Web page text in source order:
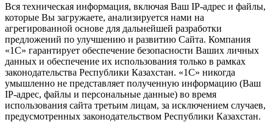
Вся техническая информация, включая Ваш IP-адрес и файлы,
которые Вы загружаете, анализируется нами на
агрегированной основе для дальнейшей разработки
предложений по улучшению и развитию Сайта. Компания
«1С» гарантирует обеспечение безопасности Ваших личных
данных и обеспечение их использования только в рамках
законодательства Республики Казахстан. «1С» никогда
умышленно не представляет полученную информацию (Ваш
IP-адрес, файлы и персональные данные) во время
использования сайта третьим лицам, за исключением случаев,
предусмотренных законодательством Республики Казахстан.